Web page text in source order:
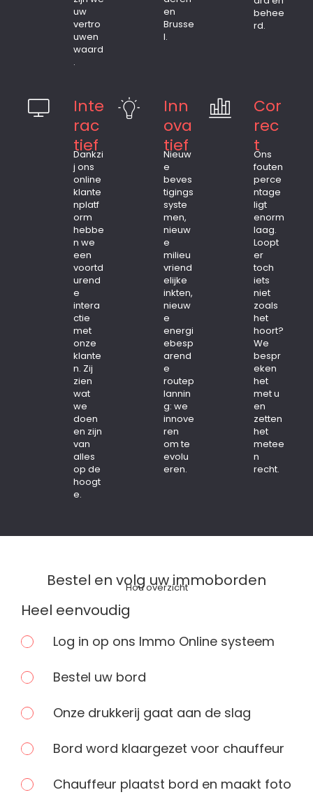
uw
vertro
uwen
waard
.
en
Brusse
l.
behee
rd.
Inte
rac
tief
Dankzi
j ons
online
klante
nplatf
orm
hebbe
n we
een
voortd
urend
e
intera
ctie
met
onze
klante
n. Zij
zien
wat
we
doen
en zijn
van
alles
op de
hoogt
e.
Inn
ova
tief
Nieuw
e
beves
tigings
syste
men,
nieuw
e
milieu
vriend
elijke
inkten,
nieuw
e
energi
ebesp
arend
e
routep
lannin
g: we
innove
ren
om te
evolu
eren.
Cor
rec
t
Ons
fouten
perce
ntage
ligt
enorm
laag.
Loopt
er
toch
iets
niet
zoals
het
hoort?
We
bespr
eken
het
met u
en
zetten
het
metee
n
recht.
Bestel en volg uw immoborden
Hou overzicht
Heel eenvoudig
Log in op ons Immo Online systeem
Bestel uw bord
Onze drukkerij gaat aan de slag
Bord word klaargezet voor chauffeur
Chauffeur plaatst bord en maakt foto